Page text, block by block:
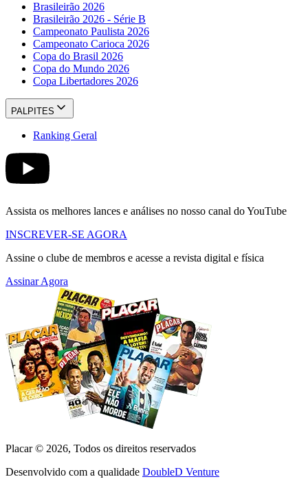
Brasileirão 2026
Brasileirão 2026 - Série B
Campeonato Paulista 2026
Campeonato Carioca 2026
Copa do Brasil 2026
Copa do Mundo 2026
Copa Libertadores 2026
PALPITES
Ranking Geral
Assista os melhores lances e análises no nosso canal do YouTube
INSCREVER-SE AGORA
Assine o clube de membros e acesse a revista digital e física
Assinar Agora
Placar © 2026, Todos os direitos reservados
Desenvolvido com a qualidade DoubleD Venture